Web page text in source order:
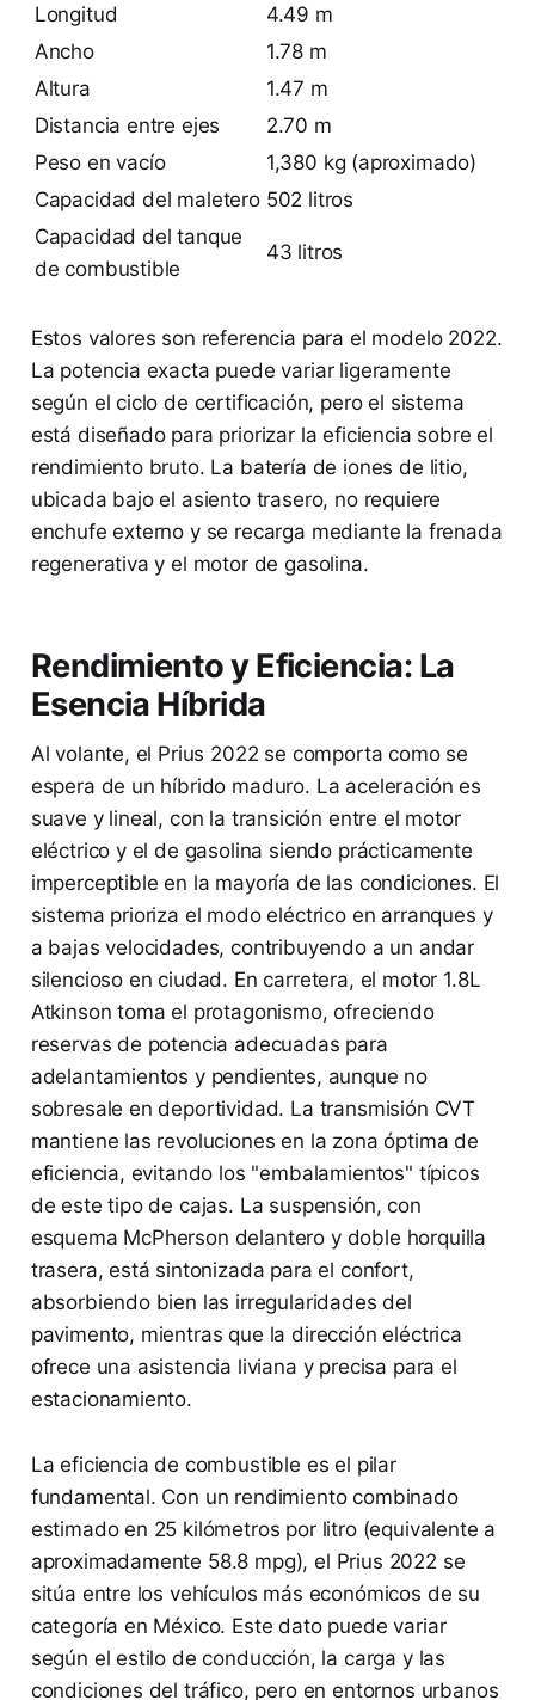
Longitud
4.49 m
Ancho
1.78 m
Altura
1.47 m
Distancia entre ejes
2.70 m
Peso en vacío
1,380 kg (aproximado)
Capacidad del maletero 502 litros
Capacidad del tanque
de combustible
43 litros
Estos valores son referencia para el modelo 2022.
La potencia exacta puede variar ligeramente
según el ciclo de certificación, pero el sistema
está diseñado para priorizar la eficiencia sobre el
rendimiento bruto. La batería de iones de litio,
ubicada bajo el asiento trasero, no requiere
enchufe externo y se recarga mediante la frenada
regenerativa y el motor de gasolina.
Rendimiento y Eficiencia: La
Esencia Híbrida
Al volante, el Prius 2022 se comporta como se
espera de un híbrido maduro. La aceleración es
suave y lineal, con la transición entre el motor
eléctrico y el de gasolina siendo prácticamente
imperceptible en la mayoría de las condiciones. El
sistema prioriza el modo eléctrico en arranques y
a bajas velocidades, contribuyendo a un andar
silencioso en ciudad. En carretera, el motor 1.8L
Atkinson toma el protagonismo, ofreciendo
reservas de potencia adecuadas para
adelantamientos y pendientes, aunque no
sobresale en deportividad. La transmisión CVT
mantiene las revoluciones en la zona óptima de
eficiencia, evitando los "embalamientos" típicos
de este tipo de cajas. La suspensión, con
esquema McPherson delantero y doble horquilla
trasera, está sintonizada para el confort,
absorbiendo bien las irregularidades del
pavimento, mientras que la dirección eléctrica
ofrece una asistencia liviana y precisa para el
estacionamiento.
La eficiencia de combustible es el pilar
fundamental. Con un rendimiento combinado
estimado en 25 kilómetros por litro (equivalente a
aproximadamente 58.8 mpg), el Prius 2022 se
sitúa entre los vehículos más económicos de su
categoría en México. Este dato puede variar
según el estilo de conducción, la carga y las
condiciones del tráfico, pero en entornos urbanos